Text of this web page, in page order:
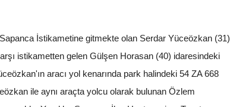
İstikametine gitmekte olan Serdar Yüceözkan (31)
istikametten gelen Gülşen Horasan (40) idaresindeki
aracı yol kenarında park halindeki 54 ZA 668
ile aynı araçta yolcu olarak bulunan Özlem